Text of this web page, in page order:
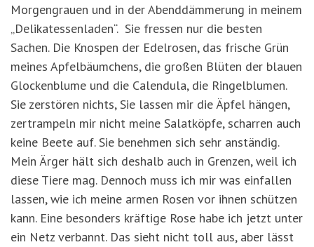
Morgengrauen und in der Abenddämmerung in meinem
„Delikatessenladen“. Sie fressen nur die besten
Sachen. Die Knospen der Edelrosen, das frische Grün
meines Apfelbäumchens, die großen Blüten der blauen
Glockenblume und die Calendula, die Ringelblumen.
Sie zerstören nichts, Sie lassen mir die Äpfel hängen,
zertrampeln mir nicht meine Salatköpfe, scharren auch
keine Beete auf. Sie benehmen sich sehr anständig.
Mein Ärger hält sich deshalb auch in Grenzen, weil ich
diese Tiere mag. Dennoch muss ich mir was einfallen
lassen, wie ich meine armen Rosen vor ihnen schützen
kann. Eine besonders kräftige Rose habe ich jetzt unter
ein Netz verbannt. Das sieht nicht toll aus, aber lässt